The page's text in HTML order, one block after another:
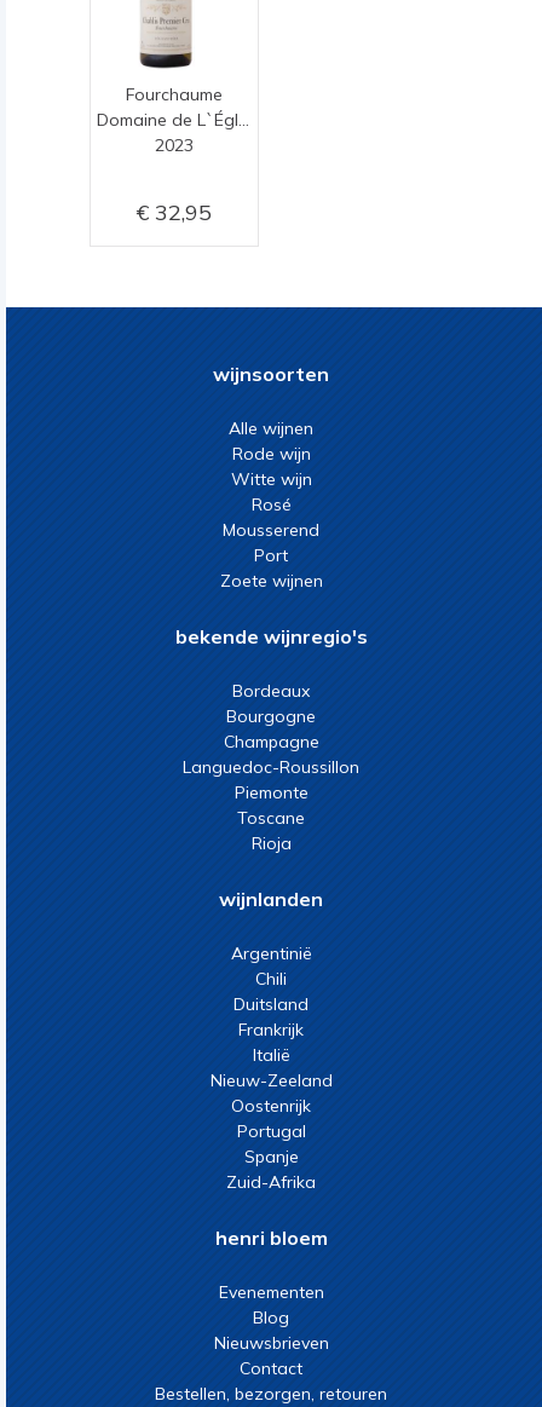
Fourchaume
Domaine de L`Églantière
2023
32,95
wijnsoorten
Alle wijnen
Rode wijn
Witte wijn
Rosé
Mousserend
Port
Zoete wijnen
bekende wijnregio's
Bordeaux
Bourgogne
Champagne
Languedoc-Roussillon
Piemonte
Toscane
Rioja
wijnlanden
Argentinië
Chili
Duitsland
Frankrijk
Italië
Nieuw-Zeeland
Oostenrijk
Portugal
Spanje
Zuid-Afrika
henri bloem
Evenementen
Blog
Nieuwsbrieven
Contact
Bestellen, bezorgen, retouren